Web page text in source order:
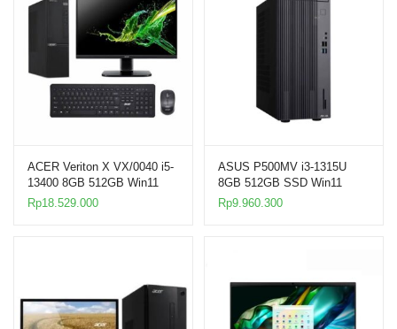
ACER Veriton X VX/0040 i5-
13400 8GB 512GB Win11
21.5″ PC
Rp18.529.000
ASUS P500MV i3-1315U
8GB 512GB SSD Win11
21.5″ Desktop PC
Rp9.960.300